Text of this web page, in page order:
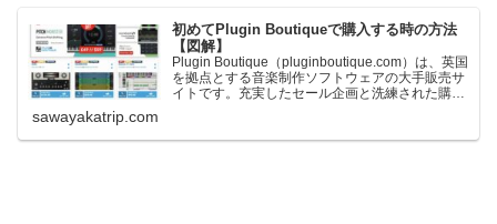
初めてPlugin Boutiqueで購入する時の方法
【図解】
Plugin Boutique（pluginboutique.com）は、英国
を拠点とする音楽制作ソフトウェアの大手販売サ
イトです。充実したセール企画と洗練された購入
に知っておきたいこと価格表示に…
sawayakatrip.com